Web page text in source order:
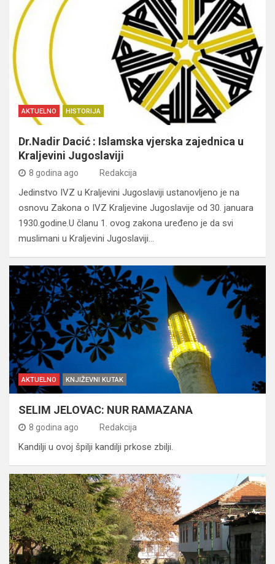
AKTUELNO HISTORIJA
Dr.Nadir Dacić : Islamska vjerska zajednica u
Kraljevini Jugoslaviji
8 godina ago Redakcija
Jedinstvo IVZ u Kraljevini Jugoslaviji ustanovljeno je na
osnovu Zakona o IVZ Kraljevine Jugoslavije od 30. januara
1930.godine.U članu 1. ovog zakona uređeno je da svi
muslimani u Kraljevini Jugoslaviji…
AKTUELNO KNJIŽEVNI KUTAK
SELIM JELOVAC: NUR RAMAZANA
8 godina ago Redakcija
Kandilji u ovoj špilji kandilji prkose zbilji.